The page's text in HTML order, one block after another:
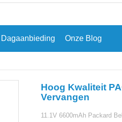
Dagaanbieding Onze Blog
Hoog Kwaliteit
Vervangen
11.1V 6600mAh Packard